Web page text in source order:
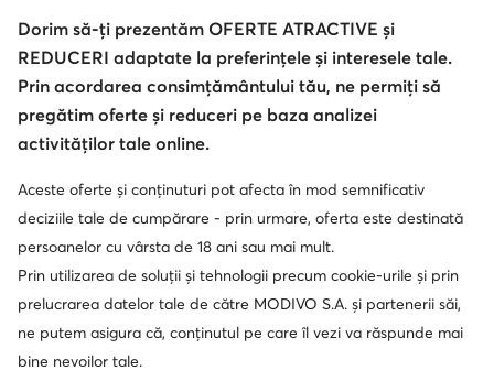
Ofertă
Mayoral
Prețul actual
146,90 Lei
Prețul inițial229,00 Lei-35%
Cel mai mic preț156,90 Lei-6%
Lasocki Kids
89,99
Dorim să-ți prezentăm OFERTE ATRACTIVE și
REDUCERI adaptate la preferințele și interesele tale.
Prin acordarea consimțământului tău, ne permiți să
pregătim oferte și reduceri pe baza analizei
activităților tale online.
Aceste oferte și conținuturi pot afecta în mod semnificativ
deciziile tale de cumpărare - prin urmare, oferta este destinată
persoanelor cu vârsta de 18 ani sau mai mult.
Prin utilizarea de soluții și tehnologii precum cookie-urile și prin
prelucrarea datelor tale de către MODIVO S.A. și partenerii săi,
ne putem asigura că, conținutul pe care îl vezi va răspunde mai
bine nevoilor tale.